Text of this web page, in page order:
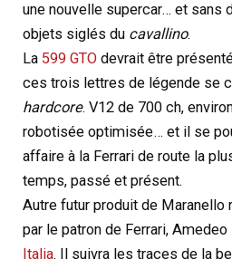
une nouvelle supercar… et sans
objets siglés du cavallino.
La 599 GTO devrait être
ces trois lettres de légende se
hardcore. V12 de 700 ch,
robotisée optimisée… et il se
affaire à la Ferrari de route la
temps, passé et présent.
Autre futur produit de
par le patron de Ferrari,
Italia. Il suivra les traces de la